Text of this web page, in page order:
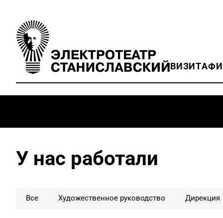
ВИЗИТ
У нас работали
Все Художественное руководство Дирекция